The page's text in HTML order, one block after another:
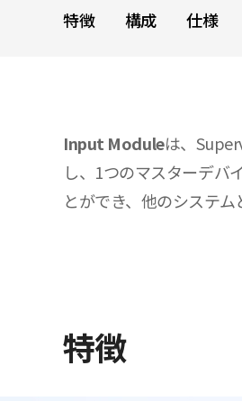
特徴 構成 仕様
Input Moduleは、
し、1つのマスターデバ
とができ、他のシステ
特徴